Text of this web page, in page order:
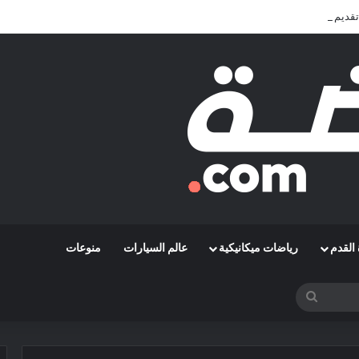
الأفضل في المونديال
القدم رياضات ميكانيكية عالم السيارات منوعات
بحث